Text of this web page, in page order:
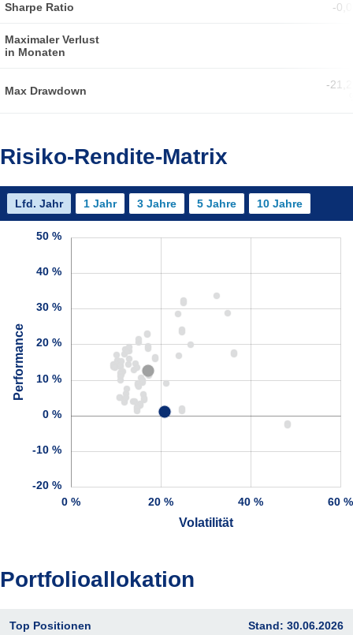
Sharpe Ratio -
Maximaler Verlust
in Monaten
Max Drawdown
-
Risiko-Rendite-Matrix
Lfd. Jahr 1 Jahr 3 Jahre 5 Jahre 10 Jahre
0 % 20 % 40 % 60 %
Volatilität
-20 %
-10 %
0 %
10 %
20 %
30 %
40 %
50 %
Performance
Portfolioallokation
Top Positionen Stand: 30.06.2026